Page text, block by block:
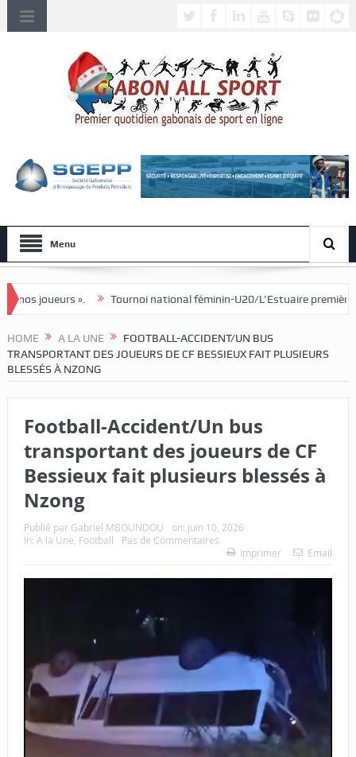
Menu
Tournoi national féminin-U20/L’Estuaire première équipe qualifiée
HOME A LA UNE
FOOTBALL-ACCIDENT/UN BUS
TRANSPORTANT DES JOUEURS DE CF BESSIEUX FAIT PLUSIEURS
BLESSÉS À NZONG
Football-Accident/Un bus
transportant des joueurs de CF
Bessieux fait plusieurs blessés à
Nzong
Publié par Gabriel MBOUNDOU on: juin 10, 2026
In: A la Une Football
Pas de Commentaires
Imprimer
Email